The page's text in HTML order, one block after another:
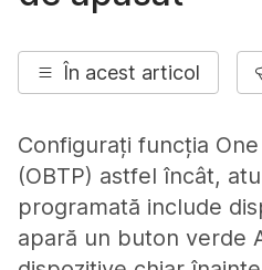
În acest articol
Configurați funcția
(OBTP) astfel încât,
programată include
apară un buton verde